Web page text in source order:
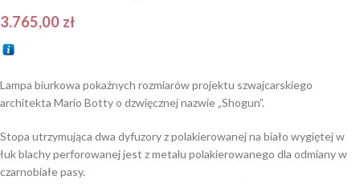
3.765,00 zł
Lampa biurkowa pokaźnych rozmiarów projektu szwajcarskiego
architekta Mario Botty o dzwięcznej nazwie „Shogun”.
Stopa utrzymująca dwa dyfuzory z polakierowanej na biało wygiętej w
łuk blachy perforowanej jest z metalu polakierowanego dla odmiany w
czarnobiałe pasy.